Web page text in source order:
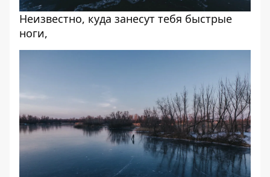
Неизвестно, куда занесут тебя быстрые
ноги,